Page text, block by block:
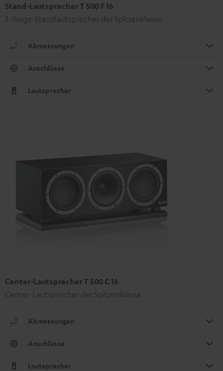
Stand-Lautsprecher T 500 F 16
3-Wege-Standlautsprecher der Spitzenklasse.
Abmessungen
Anschlüsse
Lautsprecher
Center-Lautsprecher T 500 C 16
Center-Lautsprecher der Spitzenklasse
Abmessungen
Anschlüsse
Lautsprecher